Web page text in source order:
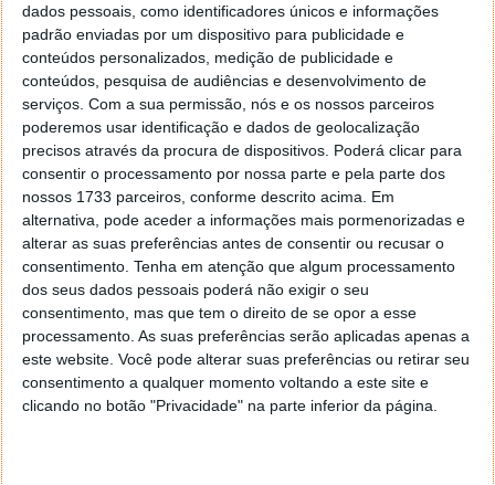
dados pessoais, como identificadores únicos e informações
padrão enviadas por um dispositivo para publicidade e
conteúdos personalizados, medição de publicidade e
conteúdos, pesquisa de audiências e desenvolvimento de
serviços. Com a sua permissão, nós e os nossos parceiros
poderemos usar identificação e dados de geolocalização
precisos através da procura de dispositivos. Poderá clicar para
consentir o processamento por nossa parte e pela parte dos
nossos 1733 parceiros, conforme descrito acima. Em
alternativa, pode aceder a informações mais pormenorizadas e
alterar as suas preferências antes de consentir ou recusar o
consentimento. Tenha em atenção que algum processamento
dos seus dados pessoais poderá não exigir o seu
consentimento, mas que tem o direito de se opor a esse
processamento. As suas preferências serão aplicadas apenas a
este website. Você pode alterar suas preferências ou retirar seu
consentimento a qualquer momento voltando a este site e
clicando no botão "Privacidade" na parte inferior da página.